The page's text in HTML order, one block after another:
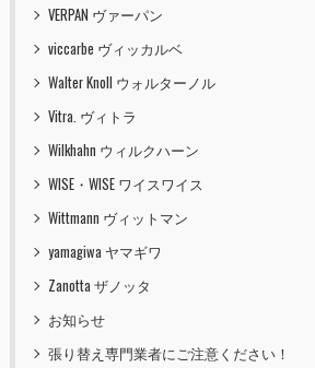
VERPAN ヴァーパン
viccarbe ヴィッカルベ
Walter Knoll ウォルターノル
Vitra. ヴィトラ
Wilkhahn ウィルクハーン
WISE・WISE ワイスワイス
Wittmann ヴィットマン
yamagiwa ヤマギワ
Zanotta ザノッタ
お知らせ
張り替え専門業者にご注意ください！